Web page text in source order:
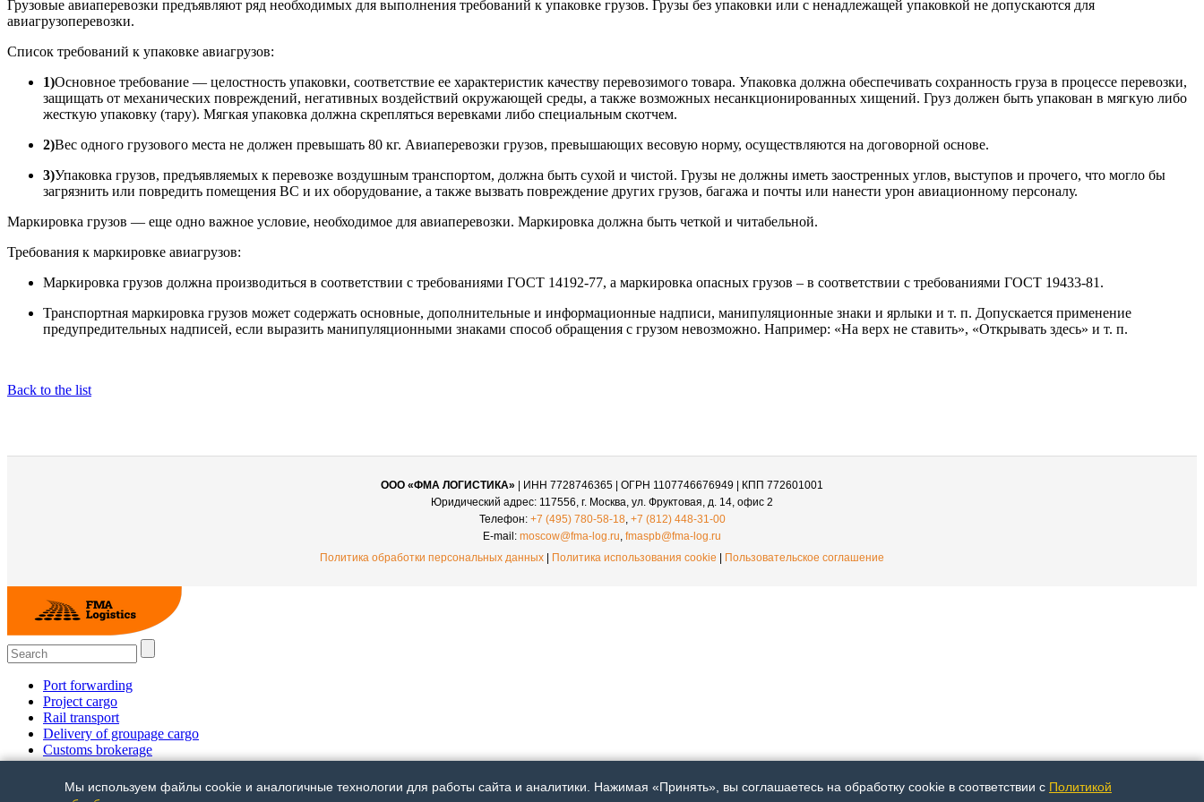
Грузовые авиаперевозки предъявляют ряд необходимых для выполнения требований к упаковке грузов. Грузы без упаковки или с ненадлежащей упаковкой не допускаются для
авиагрузоперевозки.
Список требований к упаковке авиагрузов:
1)Основное требование — целостность упаковки, соответствие ее характеристик качеству перевозимого товара. Упаковка должна обеспечивать сохранность груза в процессе перевозки,
защищать от механических повреждений, негативных воздействий окружающей среды, а также возможных несанкционированных хищений. Груз должен быть упакован в мягкую либо
жесткую упаковку (тару). Мягкая упаковка должна скрепляться веревками либо специальным скотчем.
2)Вес одного грузового места не должен превышать 80 кг. Авиаперевозки грузов, превышающих весовую норму, осуществляются на договорной основе.
3)Упаковка грузов, предъявляемых к перевозке воздушным транспортом, должна быть сухой и чистой. Грузы не должны иметь заостренных углов, выступов и прочего, что могло бы
загрязнить или повредить помещения ВС и их оборудование, а также вызвать повреждение других грузов, багажа и почты или нанести урон авиационному персоналу.
Маркировка грузов — еще одно важное условие, необходимое для авиаперевозки. Маркировка должна быть четкой и читабельной.
Требования к маркировке авиагрузов:
Маркировка грузов должна производиться в соответствии с требованиями ГОСТ 14192-77, а маркировка опасных грузов – в соответствии с требованиями ГОСТ 19433-81.
Транспортная маркировка грузов может содержать основные, дополнительные и информационные надписи, манипуляционные знаки и ярлыки и т. п. Допускается применение
предупредительных надписей, если выразить манипуляционными знаками способ обращения с грузом невозможно. Например: «На верх не ставить», «Открывать здесь» и т. п.
Back to the list
ООО «ФМА ЛОГИСТИКА» | ИНН 7728746365 | ОГРН 1107746676949 | КПП 772601001
Юридический адрес: 117556, г. Москва, ул. Фруктовая, д. 14, офис 2
Телефон: +7 (495) 780-58-18, +7 (812) 448-31-00
E-mail: moscow@fma-log.ru, fmaspb@fma-log.ru
Политика обработки персональных данных | Политика использования cookie | Пользовательское соглашение
Port forwarding
Project cargo
Rail transport
Delivery of groupage cargo
Сustoms brokerage
Multimodal shipments
Trucking
Air freight
Мы используем файлы cookie и аналогичные технологии для работы сайта и аналитики. Нажимая «Принять», вы соглашаетесь на обработку cookie в соответствии с Политикой